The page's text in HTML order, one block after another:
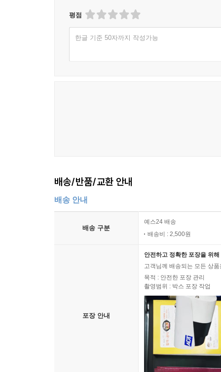
평점
한글 기준 50자까지 작성가능
배송/반품/교환 안내
배송 안내
배송 구분
예스24 배송
배송비 : 2,500원
포장 안내
안전하고 정확한 포장을 위
고객님께 배송되는 모든 상
목적 : 안전한 포장 관리
촬영범위 : 박스 포장 작업